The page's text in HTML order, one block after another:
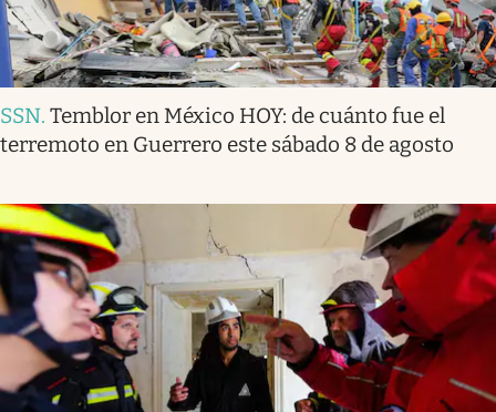
SSN. Temblor en México HOY: de cuánto fue el
terremoto en Guerrero este sábado 8 de agosto